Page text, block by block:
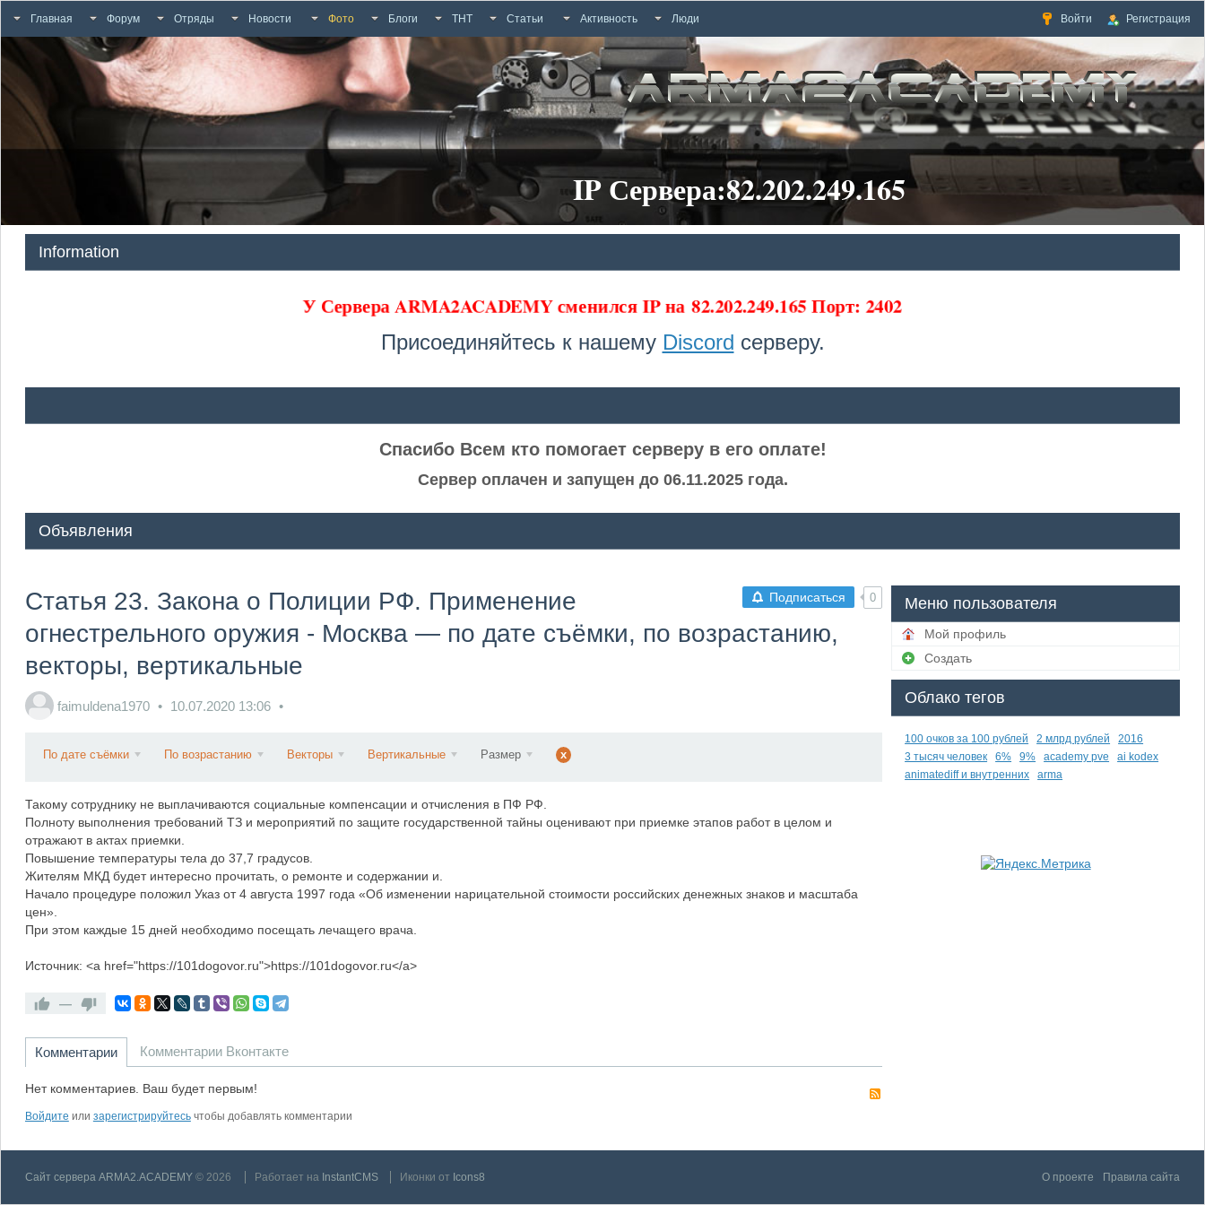
Главная Форум Отряды Новости Фото Блоги ТНТ Статьи Активность Люди Войти Регистрация
IP Сервера:82.202.249.165
Information
У Сервера ARMA2ACADEMY сменился IP на82.202.249.165 Порт: 2402
Присоединяйтесь к нашему Discord серверу.
Спасибо Всем кто помогает серверу в его оплате!
Сервер оплачен и запущен до 06.11.2025 года.
Объявления
Подписаться 0
Статья 23. Закона о Полиции РФ. Применение
огнестрельного оружия - Москва — по дате съёмки, по возрастанию,
векторы, вертикальные
faimuldena1970 10.07.2020 13:06
По дате съёмки По возрастанию Векторы Вертикальные Размер x
Такому сотруднику не выплачиваются социальные компенсации и отчисления в ПФ РФ.
Полноту выполнения требований ТЗ и мероприятий по защите государственной тайны оценивают при приемке этапов работ в целом и
отражают в актах приемки.
Повышение температуры тела до 37,7 градусов.
Жителям МКД будет интересно прочитать, о ремонте и содержании и.
Начало процедуре положил Указ от 4 августа 1997 года «Об изменении нарицательной стоимости российских денежных знаков и масштаба
цен».
При этом каждые 15 дней необходимо посещать лечащего врача.
Источник: <a href="https://101dogovor.ru">https://101dogovor.ru</a>
—
Комментарии Комментарии Вконтакте
Нет комментариев. Ваш будет первым!
Войдите или зарегистрируйтесьчтобы добавлять комментарии
Меню пользователя
Мой профиль
Создать
Облако тегов
100 очков за 100 рублей 2 млрд рублей
2016
3 тысяч человек
6% 9% academy pve
ai kodex
animatediff и внутренних
arma
Сайт сервера ARMA2.ACADEMY© 2026 Работает на InstantCMS Иконки от Icons8 О проекте Правила сайта